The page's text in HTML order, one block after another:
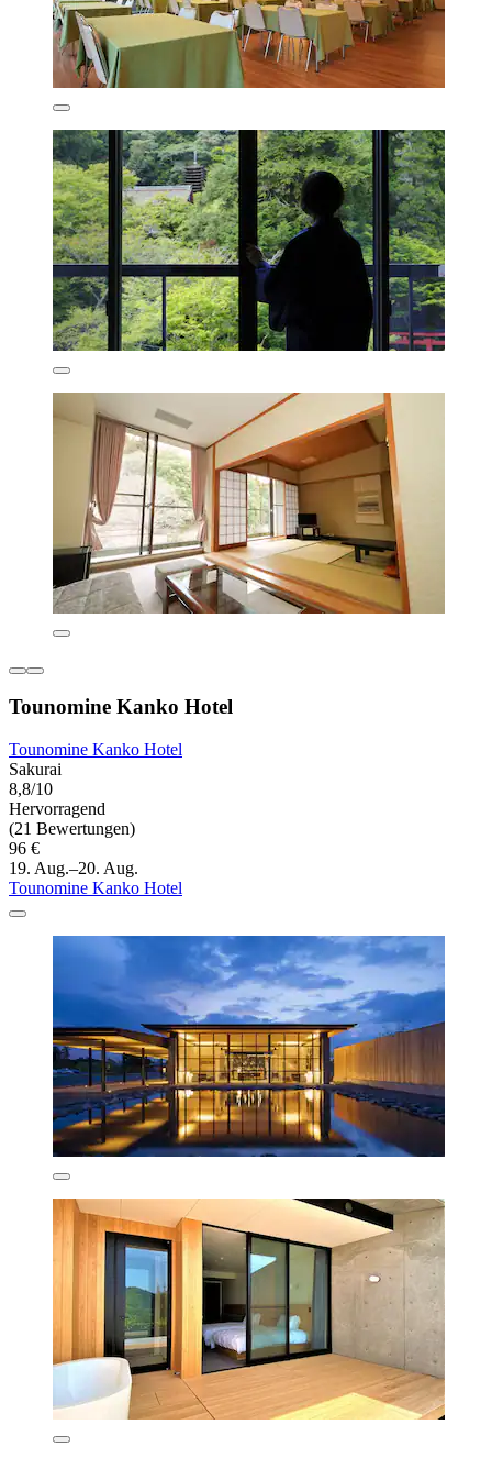
Tounomine Kanko Hotel
Tounomine Kanko Hotel
Sakurai
8,8/10
Hervorragend
(21 Bewertungen)
96 €
19. Aug.–20. Aug.
Tounomine Kanko Hotel